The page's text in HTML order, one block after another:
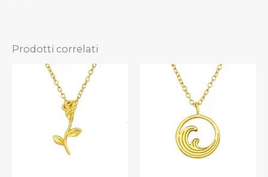
Prodotti correlati